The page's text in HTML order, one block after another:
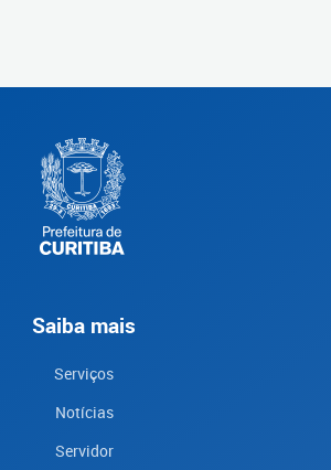
Saiba mais
Serviços
Notícias
Servidor